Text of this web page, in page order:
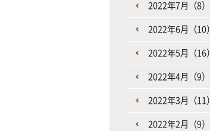
2022年7月（8）
2022年6月（10）
2022年5月（16）
2022年4月（9）
2022年3月（11）
2022年2月（9）